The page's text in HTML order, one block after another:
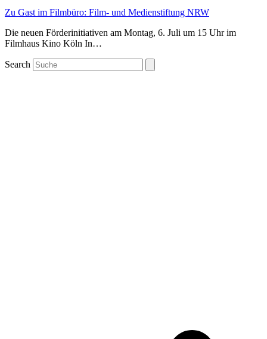
Zu Gast im Filmbüro: Film- und Medienstiftung NRW
Die neuen Förderinitiativen am Montag, 6. Juli um 15 Uhr im
Filmhaus Kino Köln In…
Search